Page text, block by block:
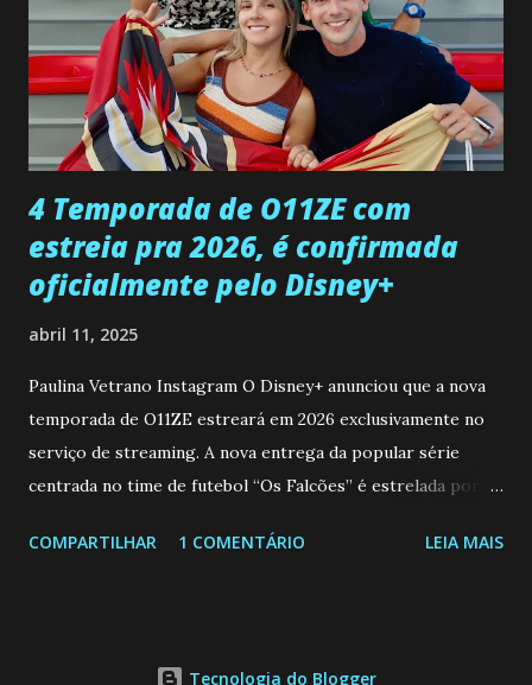
Paula sobre a suposta infidelidade de Gabriel com Joana.
Rogerio consegue se livrar de todas as suspeitas pelo
desaparecimento de Francisco, apontando que ele poderia
ter sido vítima da fúria de Gabriel. Artur informa a Gabriel
que a clínica inseminou por engano outra paciente, que está
...
4 Temporada de O11ZE com
estreia pra 2026, é confirmada
oficialmente pelo Disney+
abril 11, 2025
Paulina Vetrano Instagram O Disney+ anunciou que a nova
temporada de O11ZE estreará em 2026 exclusivamente no
serviço de streaming. A nova entrega da popular série
centrada no time de futebol “Os Falcões” é estrelada por
Brum (Dedé), que voltam a interpretar seus personagens
COMPARTILHAR 1 COMENTÁRIO LEIA MAIS
Tecnologia do Blogger